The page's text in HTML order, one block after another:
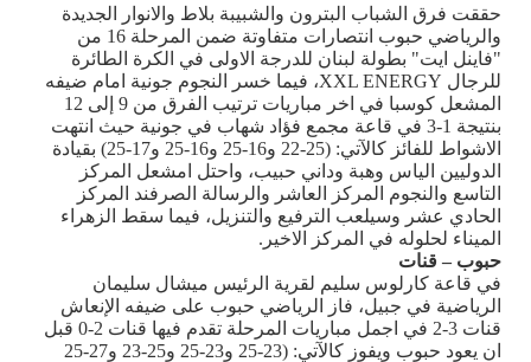
حققت فرق الشباب البترون والشبيبة بلاط والانوار الجديدة
والرياضي حبوب انتصارات متفاوتة ضمن المرحلة 16 من
"فاينل ايت" بطولة لبنان للدرجة الاولى في الكرة الطائرة
للرجال XXL ENERGY، فيما خسر النجوم جونية امام ضيفه
المشعل كوسبا في اخر مباريات ترتيب الفرق من 9 إلى 12
بنتيجة 1-3 في قاعة مجمع فؤاد شهاب في جونية حيث انتهت
الاشواط للفائز كالآتي: (25-22 و16-25 و16-25 و17-25) بقيادة
الدوليين الياس وهبة وداني حبيب، واحتل امشعل المركز
التاسع والنجوم المركز العاشر والرسالة الصرفند المركز
الحادي عشر وسيلعب الترفيع والتنزيل، فيما سقط الزهراء
الميناء لحلوله في المركز الاخير.
حبوب – قنات
في قاعة كارلوس سليم لقرية الرئيس ميشال سليمان
الرياضية في جبيل، فاز الرياضي حبوب على ضيفه الإنعاش
قنات 3-2 في اجمل مباريات المرحلة تقدم فيها قنات 2-0 قبل
ان يعود حبوب ويفوز كالآتي: (23-25 و23-25 و25-23 و27-25